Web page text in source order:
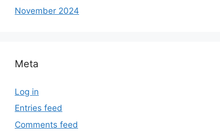
November 2024
Meta
Log in
Entries feed
Comments feed